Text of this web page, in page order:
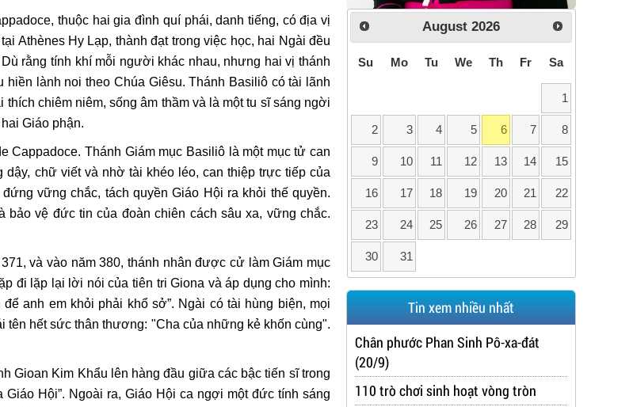
thuộc hai gia đình quí phái, danh tiếng, có địa vị
Athènes Hy Lạp, thành đạt trong việc học, hai Ngài đều
rằng tính khí mỗi người khác nhau, nhưng hai vị thánh
lành noi theo Chúa Giêsu. Thánh Basiliô có tài lãnh
chiêm niêm, sống âm thầm và là một tu sĩ sáng ngời
Giáo phận.
Cappadoce. Thánh Giám mục Basiliô là một mục tử can
chữ viết và nhờ tài khéo léo, can thiệp trực tiếp của
vững chắc, tách quyền Giáo Hội ra khỏi thế quyền.
vệ đức tin của đoàn chiên cách sâu xa, vững chắc.
và vào năm 380, thánh nhân được cử làm Giám mục
đi lặp lại lời nói của tiên tri Giona và áp dụng cho mình:
anh em khỏi phải khổ sở”. Ngài có tài hùng biện, mọi
hết sức thân thương: "Cha của những kẻ khốn cùng".
Gioan Kim Khẩu lên hàng đầu giữa các bậc tiến sĩ trong
Hội”. Ngoài ra, Giáo Hội ca ngợi một đức tính sáng
August 2026
Su Mo Tu We Th Fr Sa
1
2 3 4 5 6 7 8
9 10 11 12 13 14 15
16 17 18 19 20 21 22
23 24 25 26 27 28 29
30 31
Tin xem nhiều nhất
Chân phước Phan Sinh Pô-xa-đát
(20/9)
110 trò chơi sinh hoạt vòng tròn